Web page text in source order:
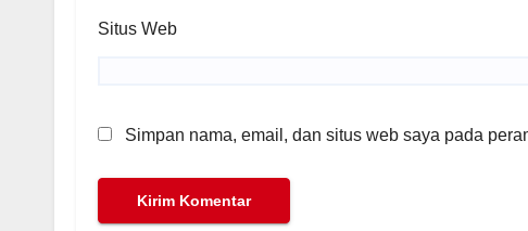
Situs Web
Simpan nama, email, dan situs web saya pada